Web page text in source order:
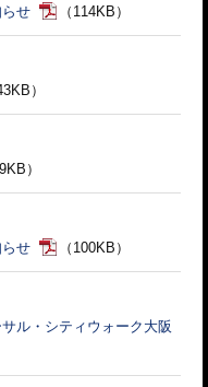
せ （114KB）
）
）
せ （100KB）
ル・シティウォーク大阪